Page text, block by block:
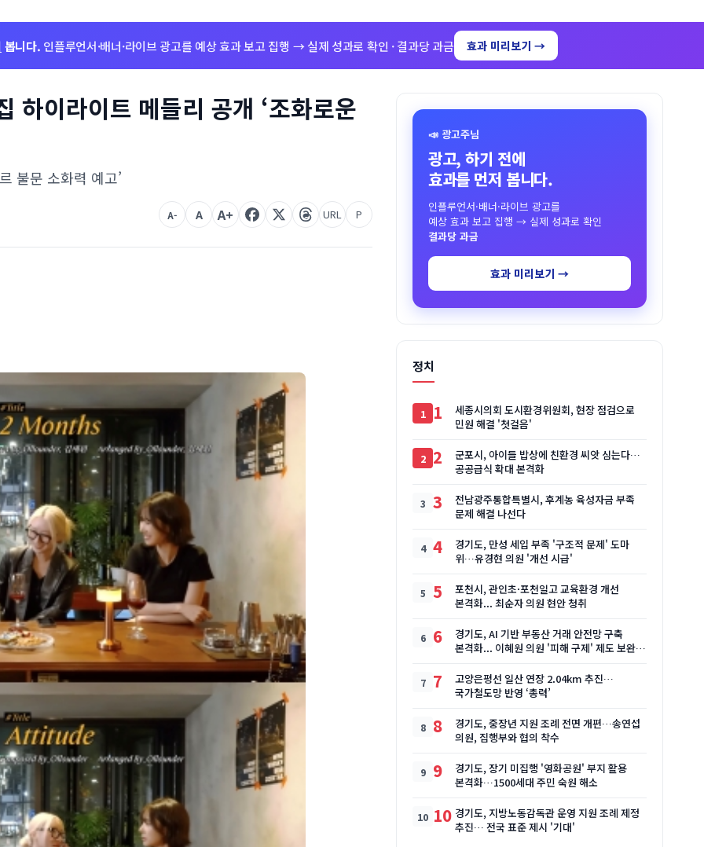
봅니다. 인플루언서·배너·라이브 광고를 예상 효과 보고 집행 → 실제 성과로 확인 · 결과당 과금 효과 미리보기 →
하이라이트 메들리 공개 ‘조화로운
불문 소화력 예고’
A- A A+ URL P
📣 광고주님
광고, 하기 전에
효과를 먼저 봅니다.
인플루언서·배너·라이브 광고를
예상 효과 보고 집행 → 실제 성과로 확인
결과당 과금
효과 미리보기 →
정치
1
세종시의회 도시환경위원회, 현장 점검으로
민원 해결 '첫걸음'
2
군포시, 아이들 밥상에 친환경 씨앗 심는다…
공공급식 확대 본격화
3
전남광주통합특별시, 후계농 육성자금 부족
문제 해결 나선다
4
경기도, 만성 세입 부족 '구조적 문제' 도마
위…유경현 의원 '개선 시급'
5
포천시, 관인초·포천일고 교육환경 개선
본격화... 최순자 의원 현안 청취
6
경기도, AI 기반 부동산 거래 안전망 구축
본격화... 이혜원 의원 '피해 구제' 제도 보완
7
고양은평선 일산 연장 2.04km 추진…
국가철도망 반영 ‘총력’
8
경기도, 중장년 지원 조례 전면 개편…송연섭
의원, 집행부와 협의 착수
9
경기도, 장기 미집행 '영화공원' 부지 활용
본격화…1500세대 주민 숙원 해소
10 경기도, 지방노동감독관 운영 지원 조례 제정
추진… 전국 표준 제시 '기대'